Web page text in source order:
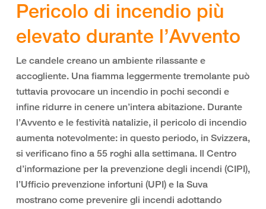
Pericolo di incendio più
elevato durante l’Avvento
Le candele creano un ambiente rilassante e
accogliente. Una fiamma leggermente tremolante può
tuttavia provocare un incendio in pochi secondi e
infine ridurre in cenere un’intera abitazione. Durante
l’Avvento e le festività natalizie, il pericolo di incendio
aumenta notevolmente: in questo periodo, in Svizzera,
si verificano fino a 55 roghi alla settimana. Il Centro
d’informazione per la prevenzione degli incendi (CIPI),
l’Ufficio prevenzione infortuni (UPI) e la Suva
mostrano come prevenire gli incendi adottando